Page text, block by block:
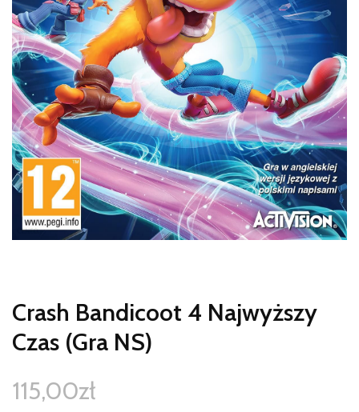
Crash Bandicoot 4 Najwyższy
Czas (Gra NS)
115,00zł